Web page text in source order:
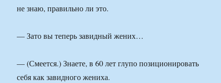
не знаю, правильно ли это.
— Зато вы теперь завидный жених…
— (Смеется.) Знаете, в 60 лет глупо позиционировать
себя как завидного жениха.